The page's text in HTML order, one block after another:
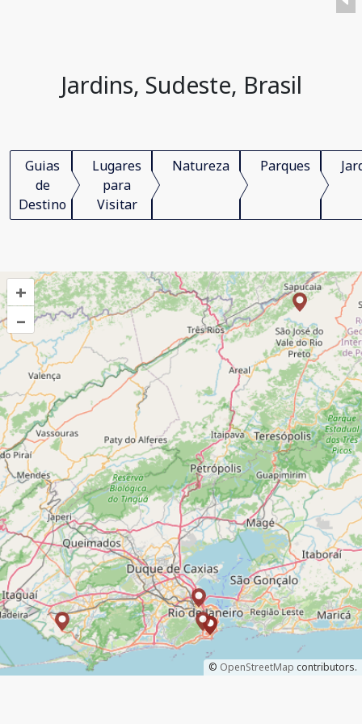
Jardins, Sudeste, Brasil
Guias
de
Destino
Lugares
para
Visitar
Natureza Parques
+
–
© OpenStreetMap contributors.